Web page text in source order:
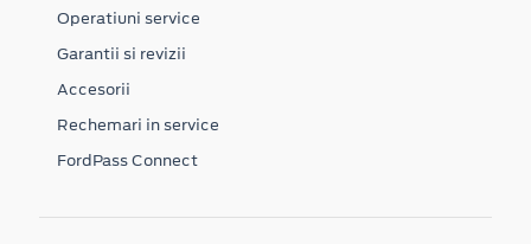
Operatiuni service
Garantii si revizii
Accesorii
Rechemari in service
FordPass Connect